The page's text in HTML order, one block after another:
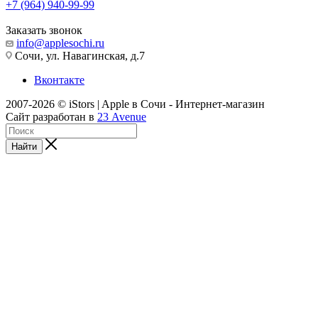
+7 (964) 940-99-99
Заказать звонок
info@applesochi.ru
Сочи, ул. Навагинская, д.7
Вконтакте
2007-2026 © iStors | Apple в Сочи - Интернет-магазин
Сайт разработан в 23 Avenue
Найти